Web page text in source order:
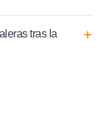
tras la